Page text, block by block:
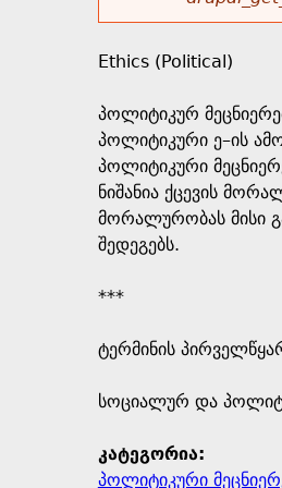
r
s
e
h
e
r
e
o
r
m
e
e
Ethics (Political)
პოლიტიკურ
პოლიტიკური ე–ის
პოლიტიკური
ნიშანია ქცევის
მორალურობას მისი
შედეგებს.
***
ტერმინის
​სოციალურ და
კატეგორია:
პოლიტიკური